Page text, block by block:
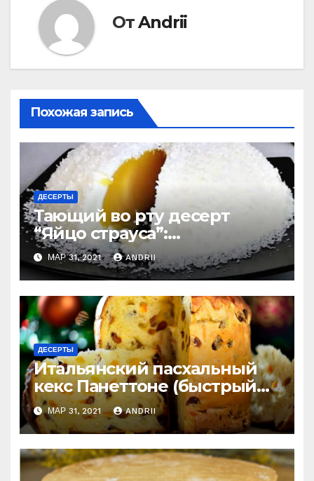
ОтAndrii
Похожая запись
ДЕСЕРТЫ
Тающий во рту десерт
“Яйцо страуса”:
удивительно легко
приготовить
МАР 31, 2021 ANDRII
ДЕСЕРТЫ
Итальянский пасхальный
кекс Панеттоне (быстрый
рецепт). Готовлю
постоянно!
МАР 31, 2021 ANDRII